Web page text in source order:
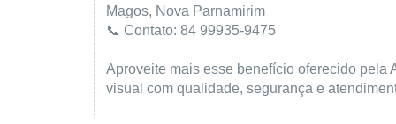
Magos, Nova Parnamirim
📞 Contato: 84 99935-9475
Aproveite mais esse benefício oferecido pela
visual com qualidade, segurança e